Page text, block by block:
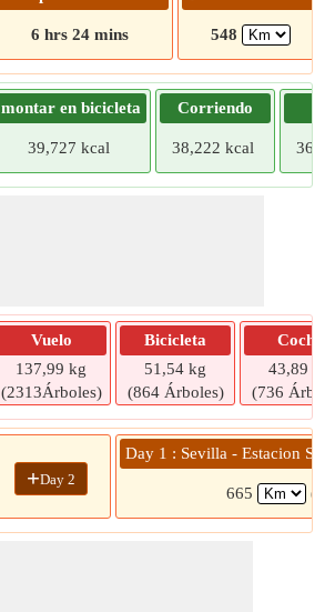
6 hrs 24 mins 548
montar en bicicleta
39,727 kcal
Corriendo
38,222 kcal
Vuelo
137,99 kg
(2313Árboles)
Bicicleta
51,54 kg
(864 Árboles)
Coche
43,89 kg
(736
+Day 2
Day 1 : Sevilla - Estacion
665 (6